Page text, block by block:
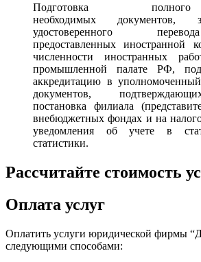
Подготовка
необходимых документов,
удостоверенного
предоставленных иностранной
численности иностранных
промышленной палате РФ,
аккредитацию в
документов,
постановка филиала
внебюджетных фондах и на
уведомления об учете в
статистики.
Рассчитайте стоимость
Оплата услуг
Оплатить услуги юридической фирмы
следующими способами: